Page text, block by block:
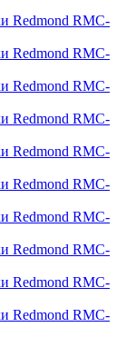
Redmond RMC-
Redmond RMC-
Redmond RMC-
Redmond RMC-
Redmond RMC-
Redmond RMC-
Redmond RMC-
Redmond RMC-
Redmond RMC-
Redmond RMC-